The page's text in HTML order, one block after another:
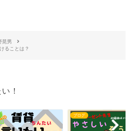
晃男
ることは？
！
ブログ